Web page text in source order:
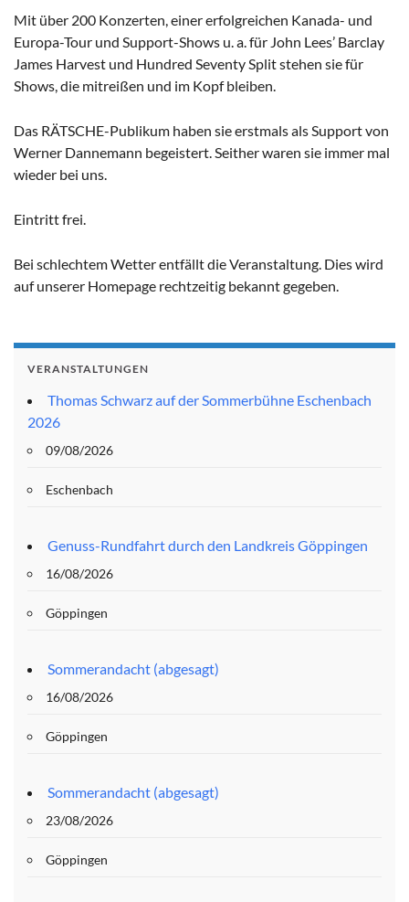
Mit über 200 Konzerten, einer erfolgreichen Kanada- und
Europa-Tour und Support-Shows u. a. für John Lees’ Barclay
James Harvest und Hundred Seventy Split stehen sie für
Shows, die mitreißen und im Kopf bleiben.
Das RÄTSCHE-Publikum haben sie erstmals als Support von
Werner Dannemann begeistert. Seither waren sie immer mal
wieder bei uns.
Eintritt frei.
Bei schlechtem Wetter entfällt die Veranstaltung. Dies wird
auf unserer Homepage rechtzeitig bekannt gegeben.
VERANSTALTUNGEN
Thomas Schwarz auf der Sommerbühne Eschenbach
2026
09/08/2026
Eschenbach
Genuss-Rundfahrt durch den Landkreis Göppingen
16/08/2026
Göppingen
Sommerandacht (abgesagt)
16/08/2026
Göppingen
Sommerandacht (abgesagt)
23/08/2026
Göppingen